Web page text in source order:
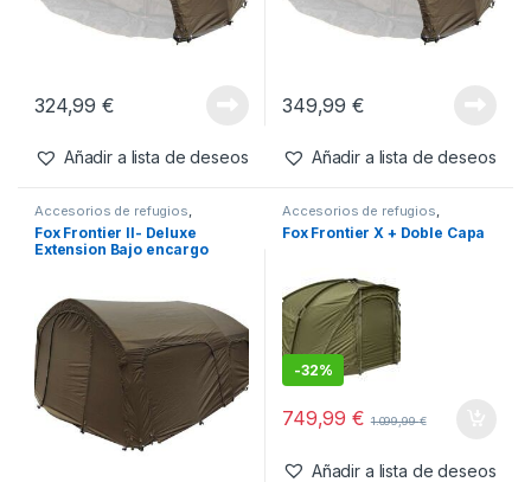
324,99€
Añadir a lista de deseos
349,99€
Añadir a lista de deseos
Accesorios de refugios,
Refugios
Fox Frontier II- Deluxe
Extension Bajo encargo
Accesorios de refugios,
Refugios
Fox Frontier X + Doble Capa
-32%
749,99€ 1.099,99€
Añadir a lista de deseos